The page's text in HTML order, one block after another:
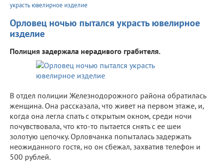
украсть ювелирное изделие
Орловец ночью пытался украсть ювелирное
изделие
Полиция задержала нерадивого грабителя.
В отдел полиции Железнодорожного района обратилась
женщина. Она рассказала, что живет на первом этаже, и,
когда она легла спать с открытым окном, среди ночи
почувствовала, что кто-то пытается снять с ее шеи
золотую цепочку. Орловчанка попыталась задержать
неожиданного гостя, но он сбежал, захватив телефон и
500 рублей.